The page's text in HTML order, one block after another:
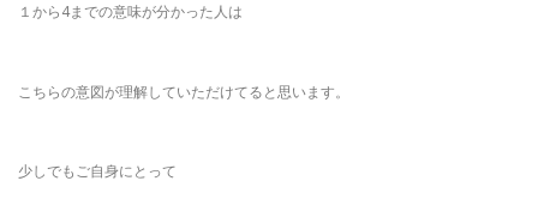
１から4までの意味が分かった人は
こちらの意図が理解していただけてると思います。
少しでもご自身にとって